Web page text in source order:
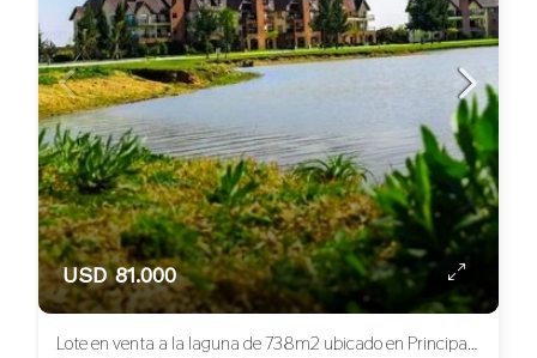
USD 81.000
Lote en venta a la laguna de 738m2 ubicado en Principado Canning